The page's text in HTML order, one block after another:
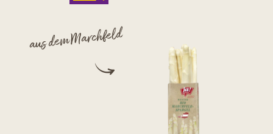
aus dem Marchfeld